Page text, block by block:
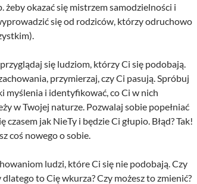
żeby okazać się mistrzem samodzielności i
się od rodziców, którzy odruchowo
się ludziom, którzy Ci się podobają.
przymierzaj, czy Ci pasują. Spróbuj
myślenia i identyfikować, co Ci w nich
w Twojej naturze. Pozwalaj sobie popełniać
czasem jak NieTy i będzie Ci głupio. Błąd? Tak!
coś nowego o sobie.
ludzi, które Ci się nie podobają. Czy
to Cię wkurza? Czy możesz to zmienić?